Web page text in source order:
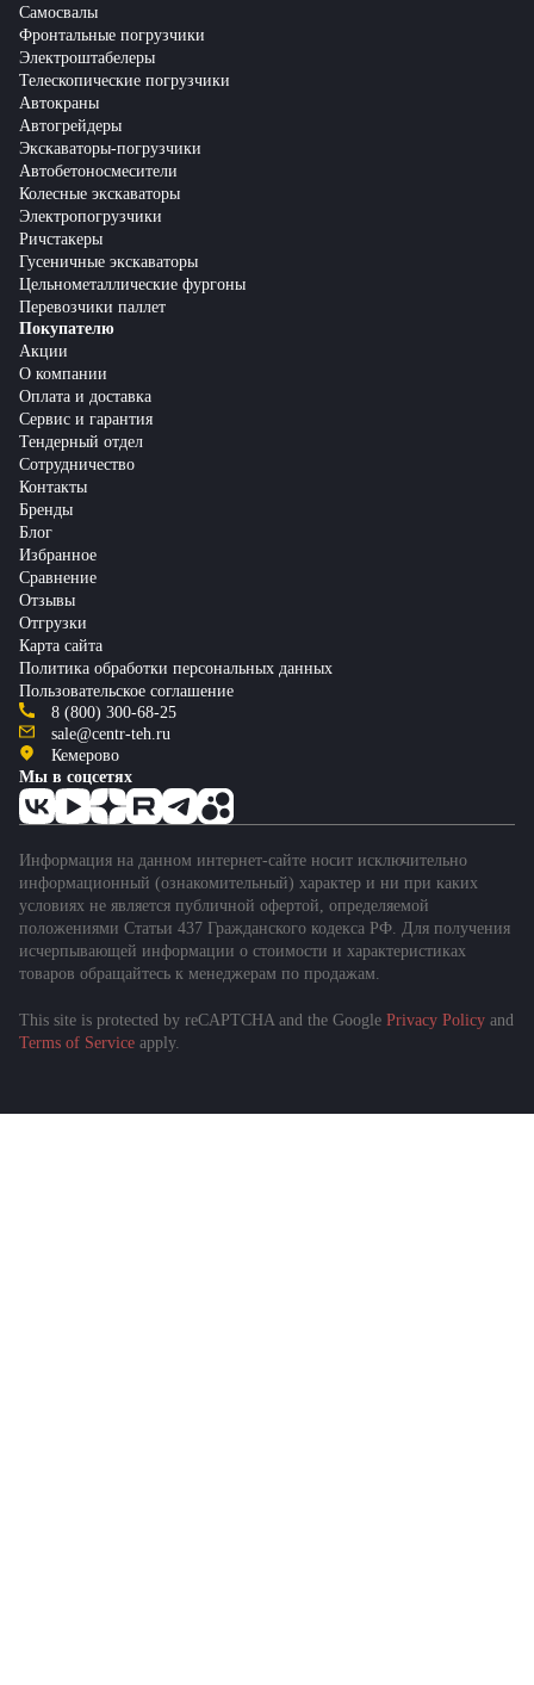
Самосвалы
Фронтальные погрузчики
Электроштабелеры
Телескопические погрузчики
Автокраны
Автогрейдеры
Экскаваторы-погрузчики
Автобетоносмесители
Колесные экскаваторы
Электропогрузчики
Ричстакеры
Гусеничные экскаваторы
Цельнометаллические фургоны
Перевозчики паллет
Покупателю
Акции
О компании
Оплата и доставка
Сервис и гарантия
Тендерный отдел
Сотрудничество
Контакты
Бренды
Блог
Избранное
Сравнение
Отзывы
Отгрузки
Карта сайта
Политика обработки персональных данных
Пользовательское соглашение
8 (800) 300-68-25
sale@centr-teh.ru
Кемерово
Мы в соцсетях
Информация на данном интернет-сайте носит исключительно
информационный (ознакомительный) характер и ни при каких
условиях не является публичной офертой, определяемой
положениями Статьи 437 Гражданского кодекса РФ. Для получения
исчерпывающей информации о стоимости и характеристиках
товаров обращайтесь к менеджерам по продажам.
This site is protected by reCAPTCHA and the Google Privacy Policy and
Terms of Service apply.